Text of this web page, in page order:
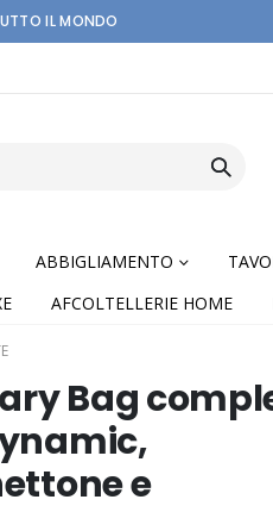
IL MONDO
ABBIGLIAMENTO
AFCOLTELLERIE HOME
Bag
e